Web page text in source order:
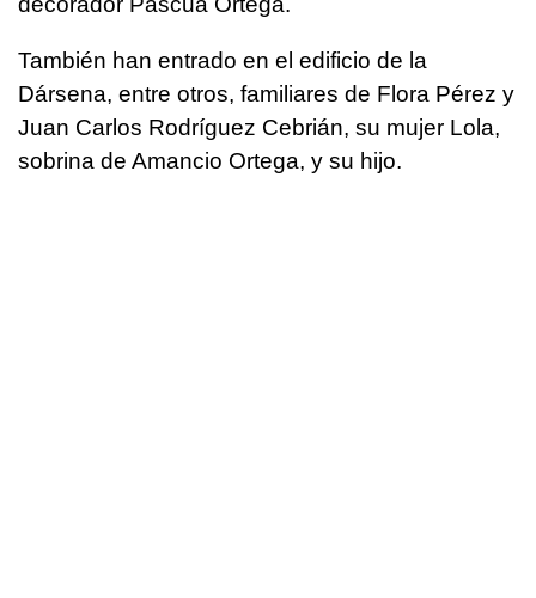
También han entrado en el edificio de la
Dársena, entre otros, familiares de Flora Pérez y
Juan Carlos Rodríguez Cebrián, su mujer Lola,
sobrina de Amancio Ortega, y su hijo.